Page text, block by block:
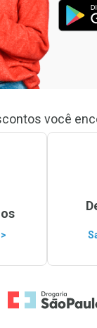
você
Ir para a Home